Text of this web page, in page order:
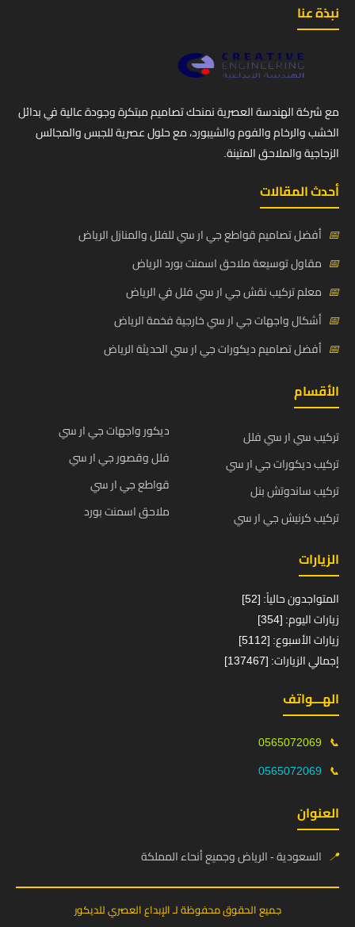
نبذة عنا
مع شركة الهندسة العصرية نمنحك تصاميم مبتكرة وجودة عالية في بدائل
الخشب والرخام والفوم والشيبورد، مع حلول عصرية للجبس والمجالس
الزجاجية والملاحق المتينة.
أحدث المقالات
📅 أفضل تصاميم قواطع جي ار سي للفلل والمنازل الرياض
📅 مقاول توسيعة ملاحق اسمنت بورد الرياض
📅 معلم تركيب نقش جي ار سي فلل في الرياض
📅 أشكال واجهات جي ار سي خارجية فخمة الرياض
📅 أفضل تصاميم ديكورات جي ار سي الحديثة الرياض
الأقسام
تركيب سي ار سي فلل
تركيب ديكورات جي ار سي
تركيب ساندوتش بنل
تركيب كرنيش جي ار سي
ديكور واجهات جي ار سي
فلل وقصور جي ار سي
قواطع جي ار سي
ملاحق اسمنت بورد
الزيارات
المتواجدون حالياً: [52]
زيارات اليوم: [354]
زيارات الأسبوع: [5112]
إجمالي الزيارات: [137467]
الهـــواتف
📞
0565072069
📞
0565072069
العنوان
📍 السعودية - الرياض وجميع أنحاء المملكة
جميع الحقوق محفوظة لـ الإبداع العصري للديكور